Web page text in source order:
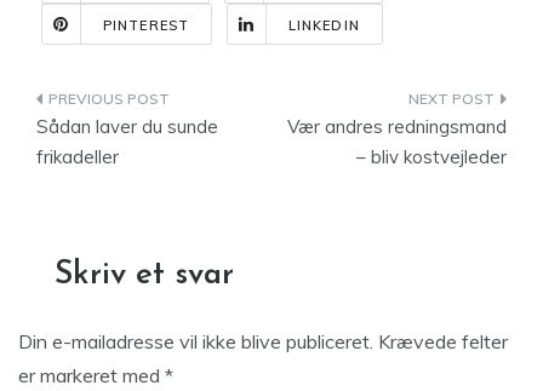
PINTEREST LINKEDIN
Indlægsnavigation
Sådan laver du sunde
frikadeller
Vær andres redningsmand
– bliv kostvejleder
Skriv et svar
Din e-mailadresse vil ikke blive publiceret. Krævede felter
er markeret med *